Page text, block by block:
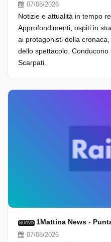
07/08/2026
Notizie e attualità in tempo
Approfondimenti, ospiti in
ai protagonisti della
dello spettacolo.
Scarpati.
NUOVO 1Mattina News -
07/08/2026